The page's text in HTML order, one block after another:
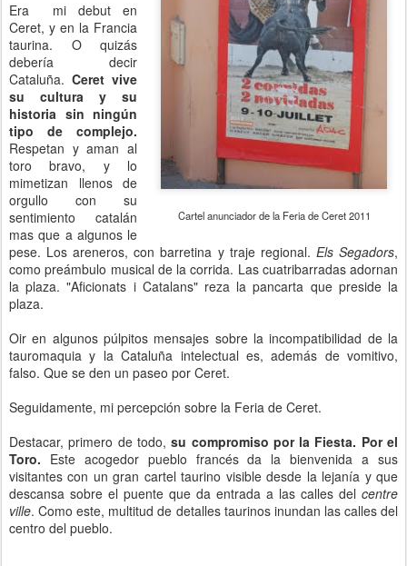
Cartel anunciador de la Feria de Ceret 2011
Era mi debut en
Ceret, y en la Francia
taurina. O quizás
debería decir
Cataluña. Ceret vive
su cultura y su
historia sin ningún
tipo de complejo.
Respetan y aman al
toro bravo, y lo
mimetizan llenos de
orgullo con su
sentimiento catalán
mas que a algunos le
pese. Los areneros, con barretina y traje regional. Els Segadors,
como preámbulo musical de la corrida. Las cuatribarradas adornan
la plaza. "Aficionats i Catalans" reza la pancarta que preside la
plaza.
Oir en algunos púlpitos mensajes sobre la incompatibilidad de la
tauromaquia y la Cataluña intelectual es, además de vomitivo,
falso. Que se den un paseo por Ceret.
Seguidamente, mi percepción sobre la Feria de Ceret.
Destacar, primero de todo,su compromiso por la Fiesta. Por el
Toro. Este acogedor pueblo francés da la bienvenida a sus
visitantes con un gran cartel taurino visible desde la lejanía y que
descansa sobre el puente que da entrada a las calles del centre
ville. Como este, multitud de detalles taurinos inundan las calles del
centro del pueblo.